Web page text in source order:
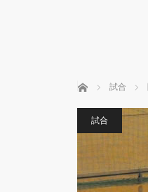
ホーム 試合
試合